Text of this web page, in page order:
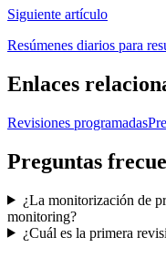
Siguiente artículo
Resúmenes diarios para
Enlaces
Revisiones programadas
Preguntas
¿La monitorización de
monitoring?
¿Cuál es la primera